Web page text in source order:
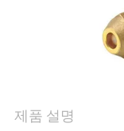
인
제품 설명